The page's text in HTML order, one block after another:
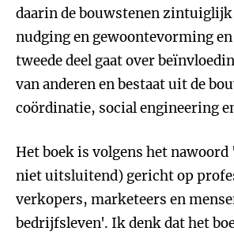
daarin de bouwstenen
nudging en gewoontevorming
tweede deel gaat over
van anderen en bestaat uit de
coördinatie, social engineering
Het boek is volgens het
niet uitsluitend) gericht op
verkopers, marketeers en
bedrijfsleven'. Ik denk dat het